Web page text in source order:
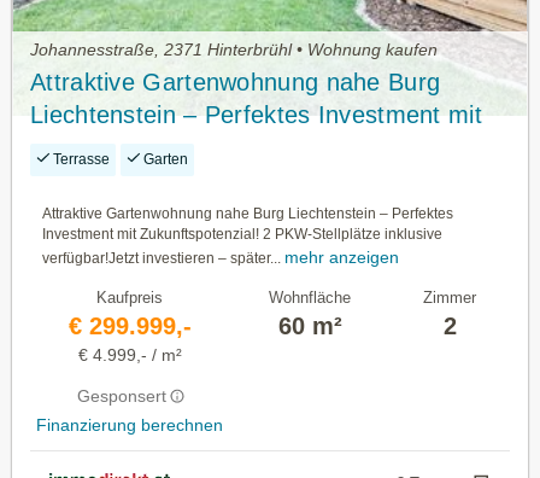
Johannesstraße, 2371 Hinterbrühl • Wohnung kaufen
Attraktive Gartenwohnung nahe Burg
Liechtenstein – Perfektes Investment mit
Zukunftspotenzial! 2 PKW-Stellplätze
Terrasse Garten
Attraktive Gartenwohnung nahe Burg Liechtenstein – Perfektes
Investment mit Zukunftspotenzial! 2 PKW-Stellplätze inklusive
verfügbar!Jetzt investieren – später...
mehr anzeigen
Kaufpreis
€ 299.999,-
€ 4.999,- / m²
Gesponsert
Finanzierung berechnen
Wohnfläche
60 m²
Zimmer
2